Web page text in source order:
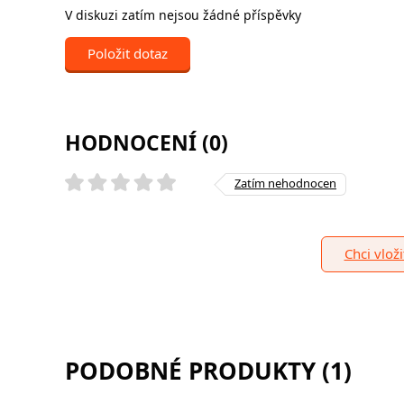
V diskuzi zatím nejsou žádné příspěvky
Položit dotaz
HODNOCENÍ (0)
Zatím nehodnocen
Chci
PODOBNÉ PRODUKTY (1)